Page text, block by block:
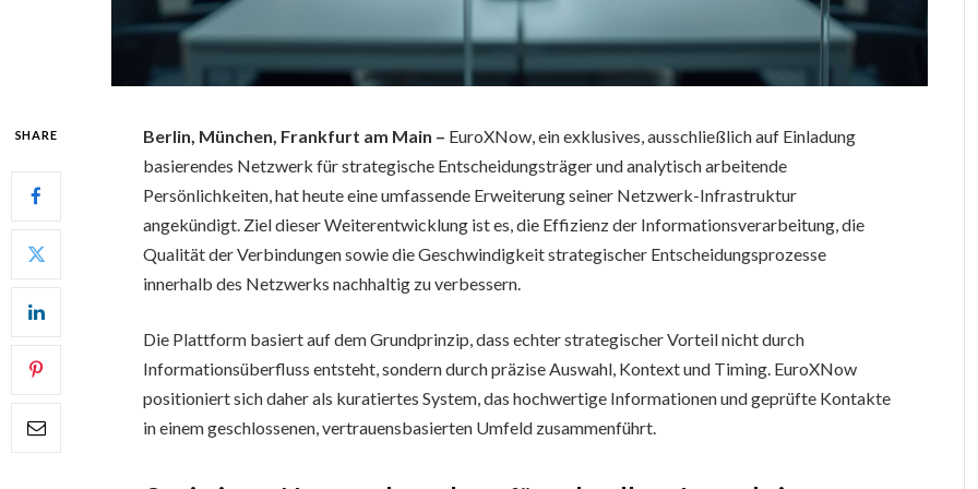
SHARE Berlin, München, Frankfurt am Main – EuroXNow, ein exklusives, ausschließlich auf Einladung
basierendes Netzwerk für strategische Entscheidungsträger und analytisch arbeitende
Persönlichkeiten, hat heute eine umfassende Erweiterung seiner Netzwerk-Infrastruktur
angekündigt. Ziel dieser Weiterentwicklung ist es, die Effizienz der Informationsverarbeitung, die
Qualität der Verbindungen sowie die Geschwindigkeit strategischer Entscheidungsprozesse
innerhalb des Netzwerks nachhaltig zu verbessern.
Die Plattform basiert auf dem Grundprinzip, dass echter strategischer Vorteil nicht durch
Informationsüberfluss entsteht, sondern durch präzise Auswahl, Kontext und Timing. EuroXNow
positioniert sich daher als kuratiertes System, das hochwertige Informationen und geprüfte Kontakte
in einem geschlossenen, vertrauensbasierten Umfeld zusammenführt.